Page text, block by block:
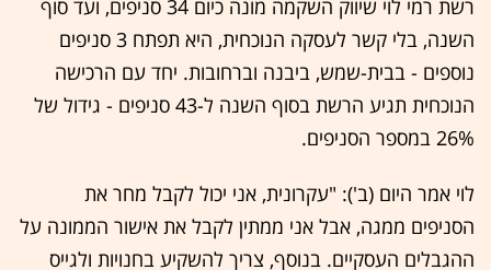
רשת רמי לוי שיווק השקמה מונה כיום 34 סניפים, ועד סוף
השנה, בלי קשר לעסקה הנוכחית, היא תפתח 3 סניפים
נוספים - בבית-שמש, ביבנה וברחובות. יחד עם הרכישה
הנוכחית תגיע הרשת בסוף השנה ל-43 סניפים - גידול של
26% במספר הסניפים.
לוי אמר היום (ב'): "עקרונית, אני יכול לקבל מחר את
הסניפים ממגה, אבל אני ממתין לקבל את אישור הממונה על
ההגבלים העסקיים. בנוסף, צריך להשקיע בחנויות ולגייס